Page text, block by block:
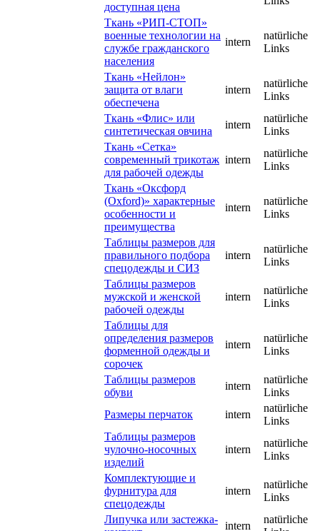
доступная цена
Ткань «РИП-СТОП»
военные технологии на
службе гражданского
населения
intern
natürliche
Links
Ткань «Нейлон»
защита от влаги
обеспечена
intern
natürliche
Links
Ткань «Флис» или
синтетическая овчина
intern
natürliche
Links
Ткань «Сетка»
современный трикотаж
для рабочей одежды
intern
natürliche
Links
Ткань «Оксфорд
(Oxford)» характерные
особенности и
преимущества
intern
natürliche
Links
Таблицы размеров для
правильного подбора
спецодежды и СИЗ
intern
natürliche
Links
Таблицы размеров
мужской и женской
рабочей одежды
intern
natürliche
Links
Таблицы для
определения размеров
форменной одежды и
сорочек
intern
natürliche
Links
Таблицы размеров
обуви
intern
natürliche
Links
Размеры перчаток
intern
natürliche
Links
Таблицы размеров
чулочно-носочных
изделий
intern
natürliche
Links
Комплектующие и
фурнитура для
спецодежды
intern
natürliche
Links
Липучка или застежка-
intern
natürliche